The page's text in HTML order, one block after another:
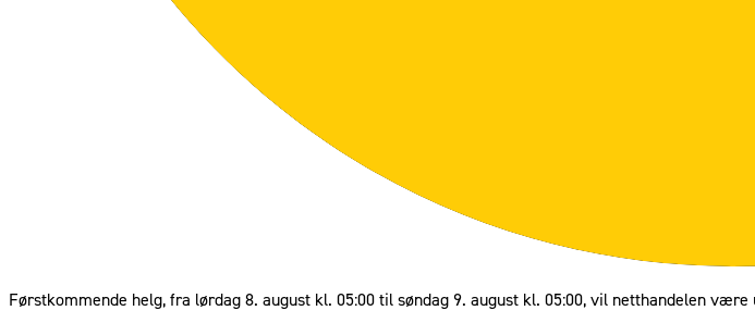
Førstkommende helg, fra lørdag 8. august kl. 05:00 til søndag 9. august kl. 05:00, vil netthandelen